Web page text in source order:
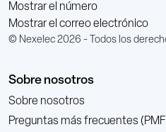
Mostrar el número
Mostrar el correo electrónico
© Nexelec 2026 - Todos los
Sobre nosotros
Sobre nosotros
Preguntas más frecuentes